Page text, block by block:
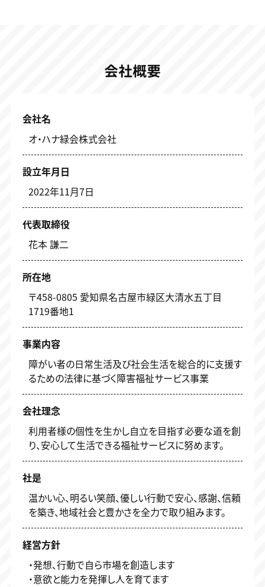
会社概要
会社名
オ・ハナ緑会株式会社
設立年月日
2022年11月7日
代表取締役
花本 謙二
所在地
〒458-0805 愛知県名古屋市緑区大清水五丁目
1719番地1
事業内容
障がい者の日常生活及び社会生活を総合的に支援す
るための法律に基づく障害福祉サービス事業
会社理念
利用者様の個性を生かし自立を目指す必要な道を創
り、安心して生活できる福祉サービスに努めます。
社是
温かい心、明るい笑顔、優しい行動で安心、感謝、信頼
を築き、地域社会と豊かさを全力で取り組みます。
経営方針
・発想、行動で自ら市場を創造します
・意欲と能力を発揮し人を育てます